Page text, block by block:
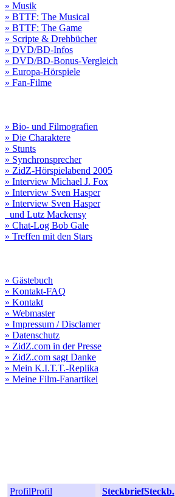
» Musik
» BTTF: The Musical
» BTTF: The Game
» Scripte & Drehbücher
» DVD/BD-Infos
» DVD/BD-Bonus-Vergleich
» Europa-Hörspiele
» Fan-Filme
» Bio- und Filmografien
» Die Charaktere
» Stunts
» Synchronsprecher
» ZidZ-Hörspielabend 2005
» Interview Michael J. Fox
» Interview Sven Hasper
» Interview Sven Hasper
und Lutz Mackensy
» Chat-Log Bob Gale
» Treffen mit den Stars
» Gästebuch
» Kontakt-FAQ
» Kontakt
» Webmaster
» Impressum / Disclamer
» Datenschutz
» ZidZ.com in der Presse
» ZidZ.com sagt Danke
» Mein K.I.T.T.-Replika
» Meine Film-Fanartikel
ProfilProfil SteckbriefSteckb.